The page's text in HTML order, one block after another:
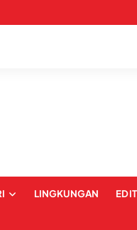
LINGKUNGAN